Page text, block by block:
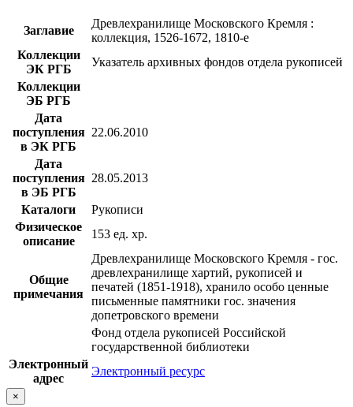
Заглавие
Древлехранилище Московского Кремля :
коллекция, 1526-1672, 1810-е
Коллекции
ЭК РГБ
Указатель архивных фондов отдела рукописей
Коллекции
ЭБ РГБ
Дата
поступления
в ЭК РГБ
22.06.2010
Дата
поступления
в ЭБ РГБ
28.05.2013
Каталоги
Рукописи
Физическое
описание
153 ед. хр.
Общие
примечания
Древлехранилище Московского Кремля - гос.
древлехранилище хартий, рукописей и
печатей (1851-1918), хранило особо ценные
письменные памятники гос. значения
допетровского времени
Фонд отдела рукописей Российской
государственной библиотеки
Электронный
адрес
Электронный ресурс
×